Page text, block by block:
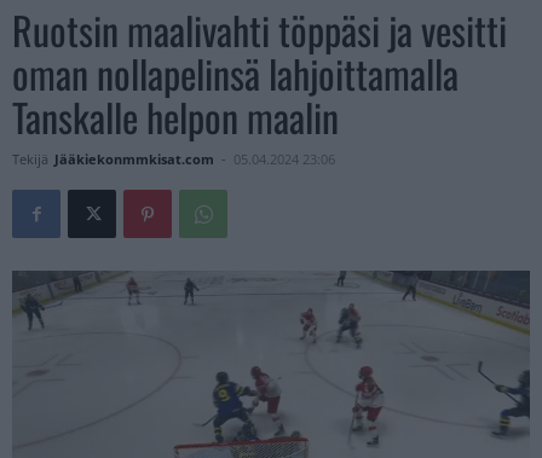
Ruotsin maalivahti töppäsi ja vesitti
oman nollapelinsä lahjoittamalla
Tanskalle helpon maalin
Tekijä Jääkiekonmmkisat.com - 05.04.2024 23:06